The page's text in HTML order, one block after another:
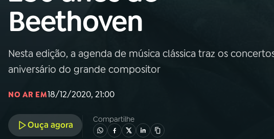
03PROGRAMAÇÃO
04PROGRAMAS
05 PODCASTS
06VIDEOCASTS
Beethoven
Nesta edição, a agenda de música clássica traz os
aniversário do grande compositor
NO AR EM18/12/2020, 21:00
Ouça agora
Compartilhe